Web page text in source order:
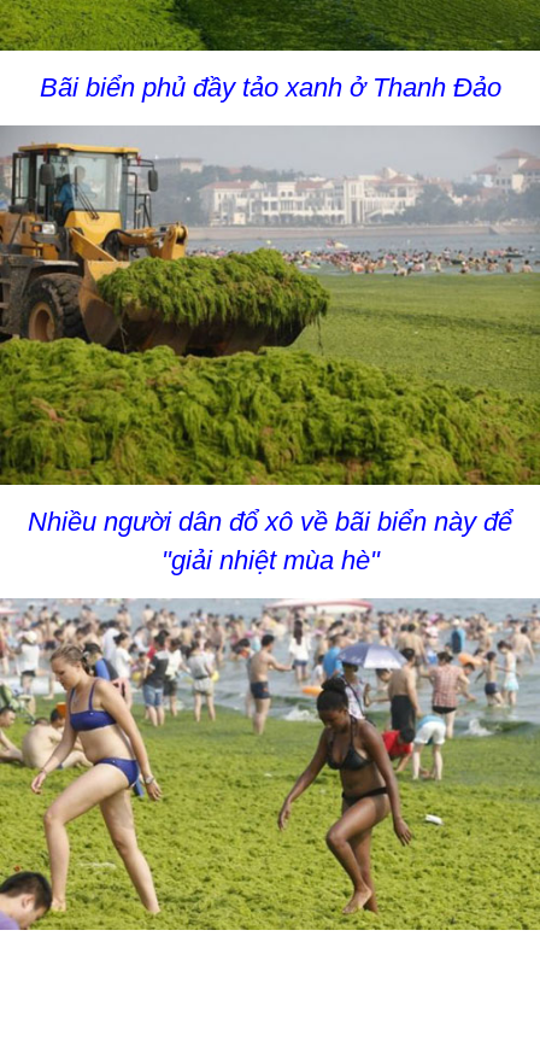
Bãi biển phủ đầy tảo xanh ở Thanh Đảo
Nhiều người dân đổ xô về bãi biển này để
"giải nhiệt mùa hè"